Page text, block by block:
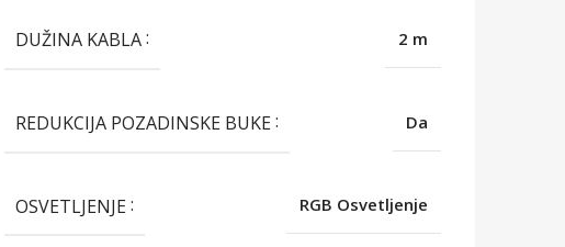
DUŽINA KABLA 2 m
REDUKCIJA POZADINSKE BUKE Da
OSVETLJENJE RGB Osvetljenje